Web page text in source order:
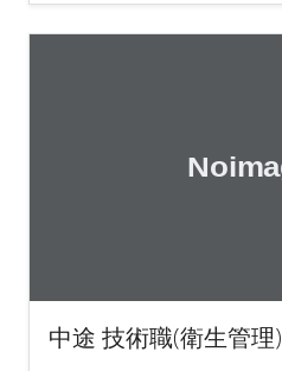
中途 技術職(衛生管理)